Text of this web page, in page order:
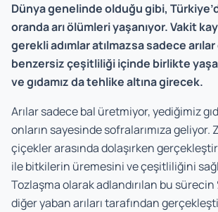
Dünya genelinde olduğu gibi,
oranda arı ölümleri yaşanıyor. Vakit
gerekli adımlar atılmazsa sadece
benzersiz çeşitliliği içinde birlikte
ve gıdamız da tehlike altına girecek.
Arılar sadece bal üretmiyor, yediğimiz
onların sayesinde sofralarımıza geliyor.
çiçekler arasında dolaşırken
ile bitkilerin üremesini ve çeşitliliğini
Tozlaşma olarak adlandırılan bu sürecin
diğer yaban arıları tarafından